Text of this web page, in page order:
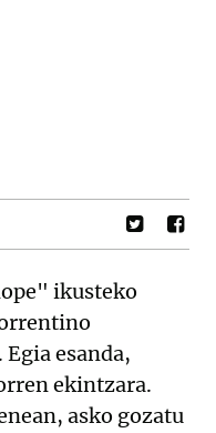
ikusteko
esanda,
ekintzara.
asko gozatu